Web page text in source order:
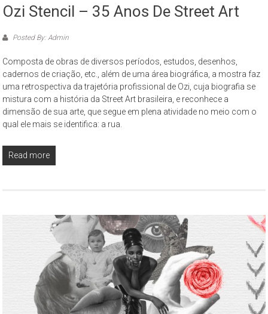
Ozi Stencil – 35 Anos De Street Art
Posted By: Admin
Composta de obras de diversos períodos, estudos, desenhos,
cadernos de criação, etc., além de uma área biográfica, a mostra faz
uma retrospectiva da trajetória profissional de Ozi, cuja biografia se
mistura com a história da Street Art brasileira, e reconhece a
dimensão de sua arte, que segue em plena atividade no meio com o
qual ele mais se identifica: a rua.
Read more